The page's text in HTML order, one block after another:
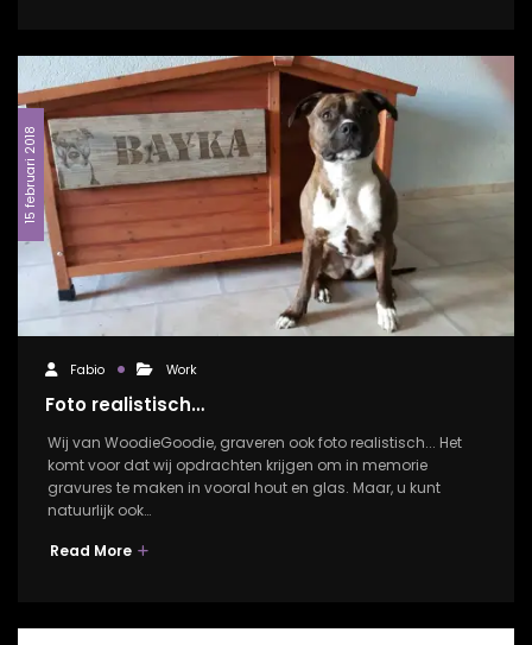
15 februari 2018
Fabio Work
Foto realistisch…
Wij van WoodieGoodie, graveren ook foto realistisch... Het
komt voor dat wij opdrachten krijgen om in memorie
gravures te maken in vooral hout en glas. Maar, u kunt
natuurlijk ook…
Read More